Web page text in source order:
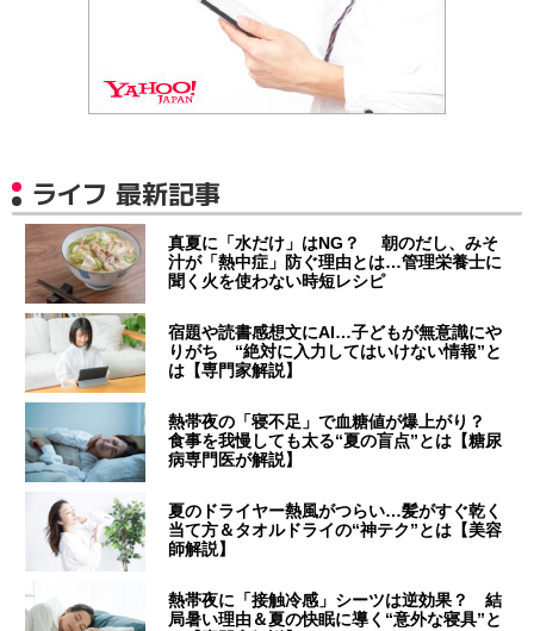
ライフ 最新記事
真夏に「水だけ」はNG？ 朝のだし、みそ
汁が「熱中症」防ぐ理由とは…管理栄養士に
聞く火を使わない時短レシピ
宿題や読書感想文にAI…子どもが無意識にや
りがち “絶対に入力してはいけない情報”と
は【専門家解説】
熱帯夜の「寝不足」で血糖値が爆上がり？
食事を我慢しても太る“夏の盲点”とは【糖尿
病専門医が解説】
夏のドライヤー熱風がつらい…髪がすぐ乾く
当て方＆タオルドライの“神テク”とは【美容
師解説】
熱帯夜に「接触冷感」シーツは逆効果？ 結
局暑い理由＆夏の快眠に導く“意外な寝具”と